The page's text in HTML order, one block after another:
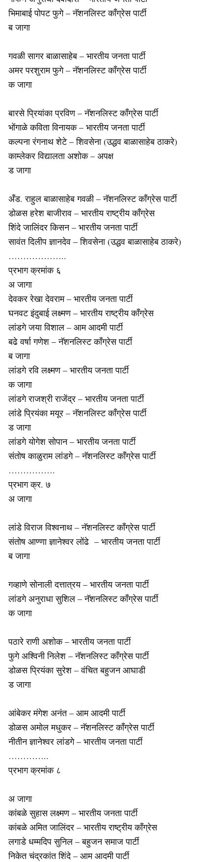
भिमाबाई पोपट फुगे – नॅशनलिस्ट काँग्रेस पार्टी
ब जागा
गवळी सागर बाळासाहेब – भारतीय जनता पार्टी
अमर परशुराम फुगे – नॅशनलिस्ट काँग्रेस पार्टी
क जागा
बारसे प्रियांका प्रविण – नॅशनलिस्ट काँग्रेस पार्टी
भोंगाळे कविता विनायक – भारतीय जनता पार्टी
कल्पना रंगनाथ शेटे – शिवसेना (उद्धव बाळासाहेब ठाकरे)
काम्लेकर विद्यालता अशोक – अपक्ष
ड जागा
अँड. राहुल बाळासाहेब गवळी – नॅशनलिस्ट काँग्रेस पार्टी
डोळस हरेश बाजीराव – भारतीय राष्ट्रीय काँग्रेस
शिंदे जालिंदर किसन – भारतीय जनता पार्टी
सावंत दिलीप ज्ञानदेव – शिवसेना (उद्धव बाळासाहेब ठाकरे)
………………..
प्रभाग क्रमांक ६
अ जागा
देवकर रेखा देवराम – भारतीय जनता पार्टी
घनवट इंदुबाई लक्ष्मण – भारतीय राष्ट्रीय काँग्रेस
लांडगे जया विशाल – आम आदमी पार्टी
बढे वर्षा गणेश – नॅशनलिस्ट काँग्रेस पार्टी
ब जागा
लांडगे रवि लक्ष्मण – भारतीय जनता पार्टी
क जागा
लांडगे राजश्री राजेंद्र – भारतीय जनता पार्टी
लांडे प्रियंका मयूर – नॅशनलिस्ट काँग्रेस पार्टी
ड जागा
लांडगे योगेश सोपान – भारतीय जनता पार्टी
संतोष काळुराम लांडगे – नॅशनलिस्ट काँग्रेस पार्टी
…………….
प्रभाग क्र. ७
अ जागा
लांडे विराज विश्वनाथ – नॅशनलिस्ट काँग्रेस पार्टी
संतोष आण्णा ज्ञानेश्वर लोंढे – भारतीय जनता पार्टी
ब जागा
गव्हाणे सोनाली दत्तात्रय – भारतीय जनता पार्टी
लांडगे अनुराधा सुशिल – नॅशनलिस्ट काँग्रेस पार्टी
क जागा
पठारे राणी अशोक – भारतीय जनता पार्टी
फुगे अश्विनी निलेश – नॅशनलिस्ट काँग्रेस पार्टी
डोळस प्रियंका सुरेश – वंचित बहुजन आघाडी
ड जागा
आंबेकर मंगेश अनंत – आम आदमी पार्टी
डोळस अमोल मधुकर – नॅशनलिस्ट काँग्रेस पार्टी
नीतीन ज्ञानेश्वर लांडगे – भारतीय जनता पार्टी
…………..
प्रभाग क्रमांक ८
अ जागा
कांबळे सुहास लक्ष्मण – भारतीय जनता पार्टी
कांबळे अमित जालिंदर – भारतीय राष्ट्रीय काँग्रेस
लगाडे धम्मदिप सुनिल – बहुजन समाज पार्टी
निकेत चंद्रकांत शिंदे – आम आदमी पार्टी